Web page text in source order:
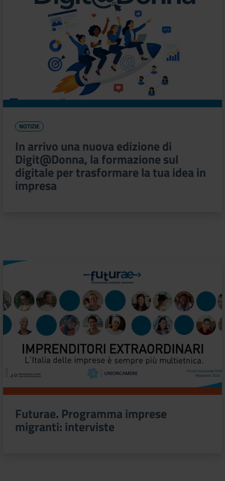
NOTIZIE
In arrivo una nuova edizione di
Digit@Donna, la formazione sul
digitale per trasformare la tua idea in
impresa
Futurae. Programma imprese
migranti: interviste